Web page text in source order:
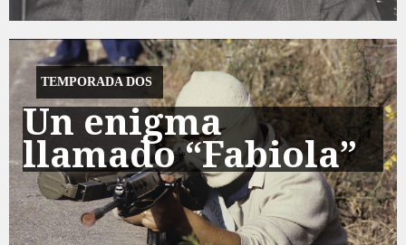
TEMPORADA DOS
Un enigma
llamado “Fabiola”